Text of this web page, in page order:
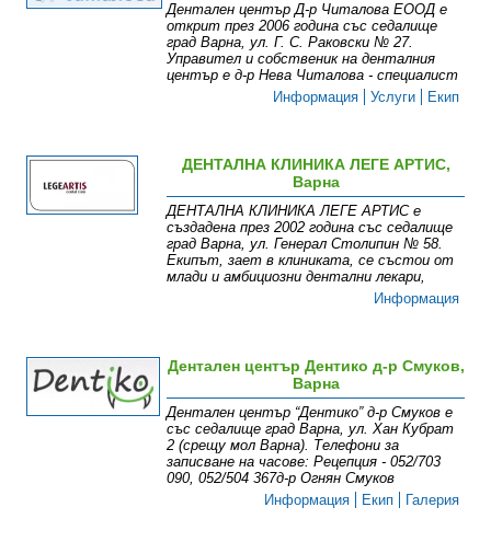
Дентален център Д-р Читалова ЕООД е
открит през 2006 година със седалище
град Варна, ул. Г. С. Раковски № 27.
Управител и собственик на денталния
център е д-р Нева Читалова - специалист
Информация
Услуги Екип
ДЕНТАЛНА КЛИНИКА ЛЕГЕ АРТИС,
Варна
ДЕНТАЛНА КЛИНИКА ЛЕГЕ АРТИС е
създадена през 2002 година със седалище
град Варна, ул. Генерал Столипин № 58.
Екипът, зает в клиниката, се състои от
млади и амбициозни дентални лекари,
Информация
Дентален център Дентико д-р Смуков,
Варна
Дентален център “Дентико” д-р Смуков е
със седалище град Варна, ул. Хан Кубрат
2 (срещу мол Варна). Телефони за
записване на часове: Рецепция - 052/703
090, 052/504 367д-р Огнян Смуков
Информация
Екип Галерия